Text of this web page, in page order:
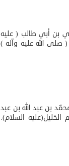
بن أبي طالب ( عليه
صلى الله عليه وآله )
بن عبد الله بن عبد
السلام).